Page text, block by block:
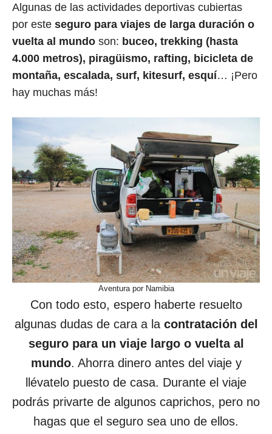
Algunas de las actividades deportivas cubiertas
por este seguro para viajes de larga duración o
vuelta al mundo son: buceo, trekking (hasta
4.000 metros), piragüismo, rafting, bicicleta de
montaña, escalada, surf, kitesurf, esquí… ¡Pero
hay muchas más!
Aventura por Namibia
Con todo esto, espero haberte resuelto
algunas dudas de cara a la contratación del
seguro para un viaje largo o vuelta al
mundo. Ahorra dinero antes del viaje y
llévatelo puesto de casa. Durante el viaje
podrás privarte de algunos caprichos, pero no
hagas que el seguro sea uno de ellos.